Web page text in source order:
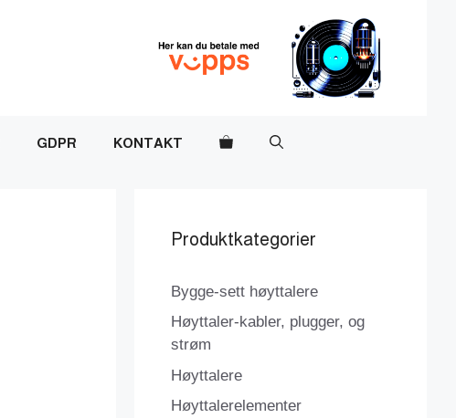
GDPR KONTAKT
Produktkategorier
Bygge-sett høyttalere
Høyttaler-kabler, plugger, og
strøm
Høyttalere
Høyttalerelementer